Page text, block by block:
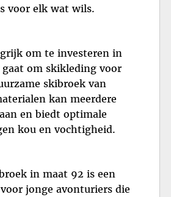
voor elk wat wils.
om te investeren in
om skikleding voor
skibroek van
kan meerdere
en biedt optimale
kou en vochtigheid.
in maat 92 is een
jonge avonturiers die